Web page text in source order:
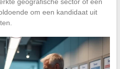
geografische sector of een
om een kandidaat uit